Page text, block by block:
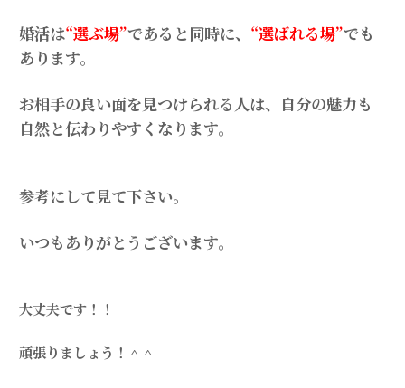
婚活は“選ぶ場”であると同時に、 “選ばれる場”でも
あります。
お相手の良い面を見つけられる人は、自分の魅力も
自然と伝わりやすくなります。
参考にして見て下さい。
いつもありがとうございます。
大丈夫です！！
頑張りましょう！＾＾